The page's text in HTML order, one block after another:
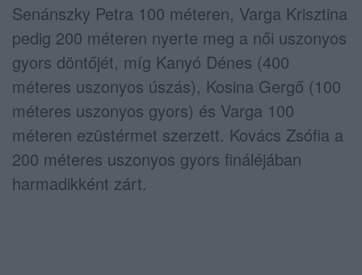
Senánszky Petra 100 méteren, Varga Krisztina
pedig 200 méteren nyerte meg a női uszonyos
gyors döntőjét, míg Kanyó Dénes (400
méteres uszonyos úszás), Kosina Gergő (100
méteres uszonyos gyors) és Varga 100
méteren ezüstérmet szerzett. Kovács Zsófia a
200 méteres uszonyos gyors fináléjában
harmadikként zárt.